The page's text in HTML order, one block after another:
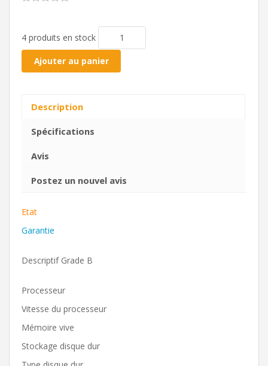
4 produits en stock
Ajouter au panier
Description
Spécifications
Avis
Postez un nouvel avis
Etat
Garantie
Descriptif Grade B
Processeur
Vitesse du processeur
Mémoire vive
Stockage disque dur